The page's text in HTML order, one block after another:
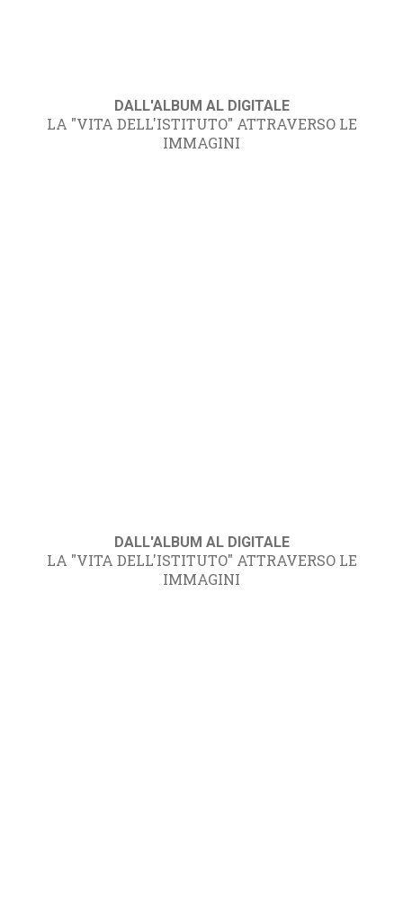
DALL'ALBUM AL DIGITALE
LA "VITA DELL'ISTITUTO" ATTRAVERSO LE
IMMAGINI
DALL'ALBUM AL DIGITALE
LA "VITA DELL'ISTITUTO" ATTRAVERSO LE
IMMAGINI